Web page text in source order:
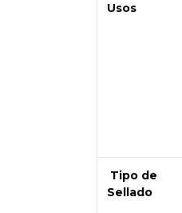
Usos
Tipo de
Sellado